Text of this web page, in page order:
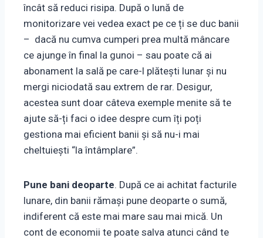
încât să reduci risipa. După o lună de
monitorizare vei vedea exact pe ce ți se duc banii
– dacă nu cumva cumperi prea multă mâncare
ce ajunge în final la gunoi – sau poate că ai
abonament la sală pe care-l plătești lunar și nu
mergi niciodată sau extrem de rar. Desigur,
acestea sunt doar câteva exemple menite să te
ajute să-ți faci o idee despre cum îți poți
gestiona mai eficient banii și să nu-i mai
cheltuiești “la întâmplare”.
Pune bani deoparte. După ce ai achitat facturile
lunare, din banii rămași pune deoparte o sumă,
indiferent că este mai mare sau mai mică. Un
cont de economii te poate salva atunci când te